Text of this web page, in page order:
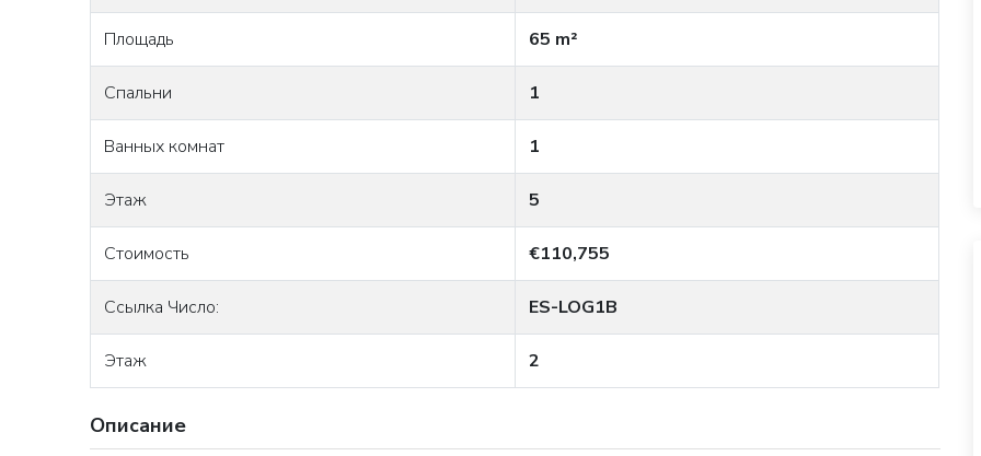
Площадь 65 m²
Спальни 1
Ванных комнат 1
Этаж 5
Стоимость €110,755
Ссылка Число: ES-LOG1B
Этаж 2
Описание